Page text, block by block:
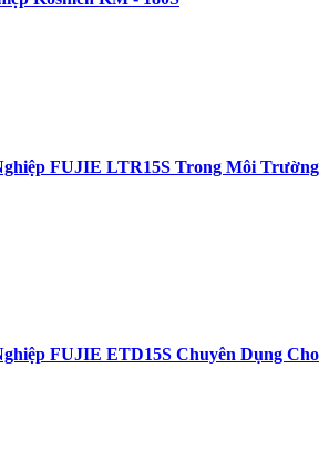
FUJIE LTR15S Trong Môi Trường
FUJIE ETD15S Chuyên Dụng Cho